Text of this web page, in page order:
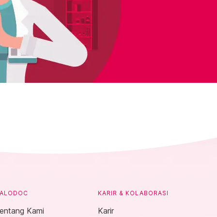
Kami
KARIR & KOLABORASI
Karir